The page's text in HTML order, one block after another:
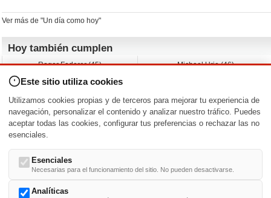
Ver más de "Un día como hoy"
Hoy también cumplen
Roger Federer (45)
Dustin Hoffman (89)
Martin Brest (75)
Adam Roarke (89)
Michael Urie (46)
Jimmy Jean-Louis (58)
Ken Baumann (37)
Nacimientos y estrenos en la fecha
DD/MM /
Este sitio utiliza cookies
Utilizamos cookies propias y de terceros para mejorar tu experiencia de
navegación, personalizar el contenido y analizar nuestro tráfico. Puedes
aceptar todas las cookies, configurar tus preferencias o rechazar las no
esenciales.
Esenciales
Necesarias para el funcionamiento del sitio. No pueden desactivarse.
Analíticas